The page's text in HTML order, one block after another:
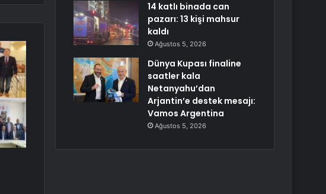
14 katlı binada can
pazarı: 13 kişi mahsur
kaldı
Ağustos 5, 2026
Dünya Kupası finaline
saatler kala
Netanyahu’dan
Arjantin’e destek mesajı:
Vamos Argentina
Ağustos 5, 2026